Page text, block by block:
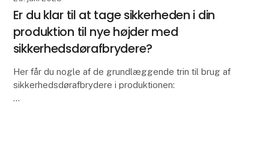
Er du klar til at tage sikkerheden i din
produktion til nye højder med
sikkerhedsdørafbrydere?
Her får du nogle af de grundlæggende trin til brug af
sikkerhedsdørafbrydere i produktionen: